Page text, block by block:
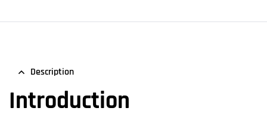
Description
Introduction